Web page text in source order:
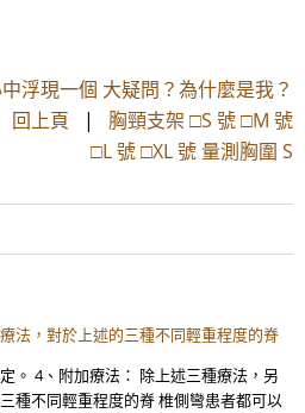
浮現一個 大疑問？為什麼是我？
回上頁 | 胸頸支架 □S 號 □M 號
□L 號 □XL 號 量測胸圍 S
法，對於上述的三種不同輕重程度的脊
。 4、附加療法： 除上述三種療法，另
種不同輕重程度的脊 椎側彎患者都可以